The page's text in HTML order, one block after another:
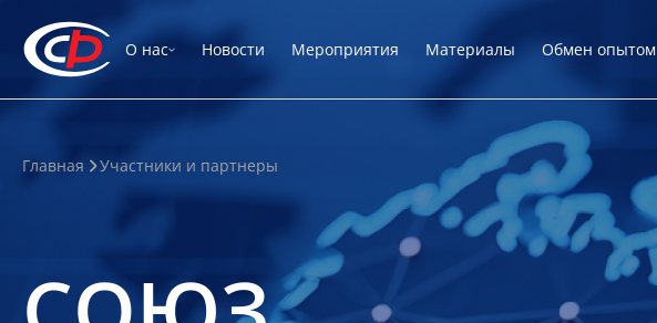
О нас Новости Мероприятия Материалы Обмен опытом
Главная Участники и партнеры